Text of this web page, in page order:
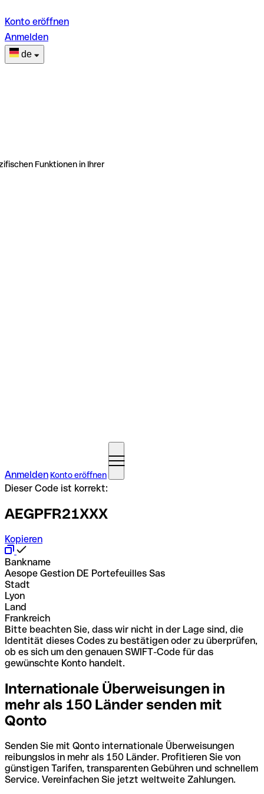
Konto eröffnen
Anmelden
de
Funktionen in Ihrer
Anmelden Konto eröffnen
Dieser Code ist korrekt:
AEGPFR21XXX
Kopieren
Bankname
Aesope Gestion DE Portefeuilles Sas
Stadt
Lyon
Land
Frankreich
Bitte beachten Sie, dass wir nicht in der Lage sind, die
Identität dieses Codes zu bestätigen oder zu überprüfen,
ob es sich um den genauen SWIFT-Code für das
gewünschte Konto handelt.
Internationale Überweisungen in
mehr als 150 Länder senden mit
Qonto
Senden Sie mit Qonto internationale Überweisungen
reibungslos in mehr als 150 Länder. Profitieren Sie von
günstigen Tarifen, transparenten Gebühren und schnellem
Service. Vereinfachen Sie jetzt weltweite Zahlungen.